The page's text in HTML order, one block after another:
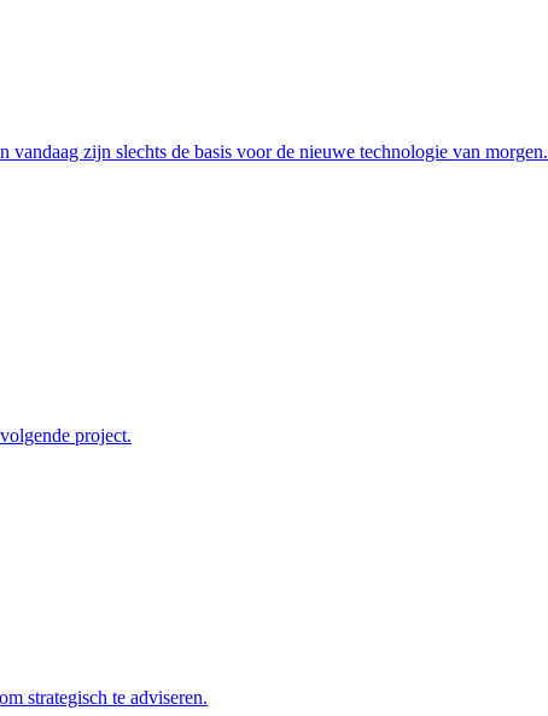
zijn slechts de basis voor de nieuwe technologie van morgen.
project.
strategisch te adviseren.